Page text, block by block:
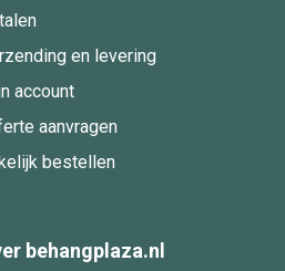
en levering
account
aanvragen
bestellen
behangplaza.nl